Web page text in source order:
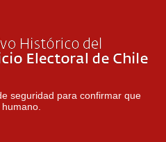
seguridad para confirmar que